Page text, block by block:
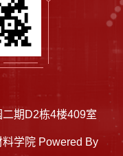
期D2栋4楼409室
学院 Powered By